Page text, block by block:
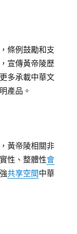
條例鼓勵和支
宣傳黃帝陵歷
多承載中華文
產品。
黃帝陵相關非
性、整體性會
共享空間中華